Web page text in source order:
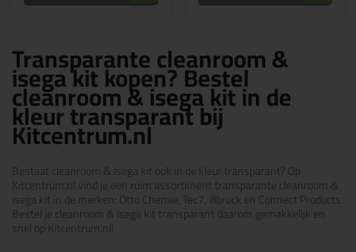
Transparante cleanroom &
isega kit kopen? Bestel
cleanroom & isega kit in de
kleur transparant bij
Kitcentrum.nl
Bestaat cleanroom & Isega kit ook in de kleur transparant? Op
Kitcentrum.nl vind je een ruim assortiment transparante cleanroom &
isega kit in de merken: Otto Chemie, Tec7, illbruck en Connect Products.
Bestel je cleanroom & isega kit transparant daarom gemakkelijk en
snel op Kitcentrum.nl!